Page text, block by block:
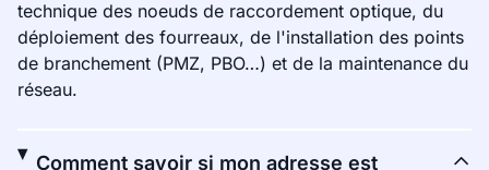
technique des noeuds de raccordement optique, du
déploiement des fourreaux, de l'installation des points
de branchement (PMZ, PBO…) et de la maintenance du
réseau.
Comment savoir si mon adresse est